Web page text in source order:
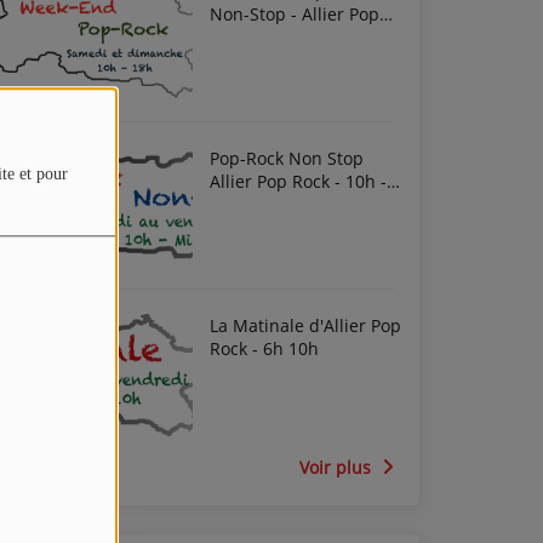
et pour
Non-Stop - Allier Pop
Pop-Rock Non Stop
Allier Pop Rock - 10h -
La Matinale d'Allier Pop
Rock - 6h 10h
Voir plus